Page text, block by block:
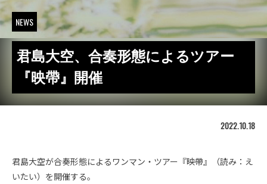
NEWS
君島大空、合奏形態によるツアー
『映帶』開催
2022.10.18
君島大空が合奏形態によるワンマン・ツアー『映帶』（読み：え
いたい）を開催する。